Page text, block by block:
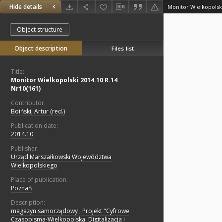
Hide details Monitor
Object structure
Object description Files list
Title:
Monitor Wielkopolski 2014.10 R.14
Nr10(161)
Contributor:
Boiński, Artur (red.)
Publication date:
2014.10
Publisher:
Urząd Marszałkowski Województwa
Wielkopolskiego
Place of publication:
Poznań
Description:
magazyn samorządowy ; Projekt "Cyfrowe
Czasopisma-Wielkopolska. Digitalizacja i